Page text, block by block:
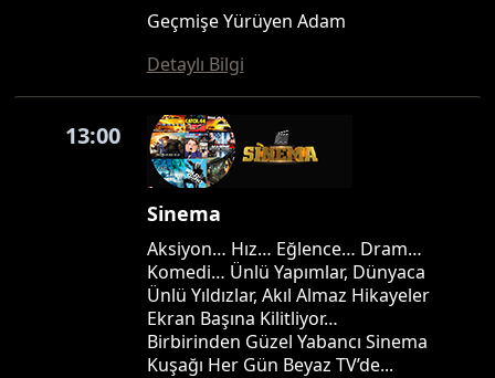
Geçmişe Yürüyen Adam
Detaylı Bilgi
13:00
Sinema
Aksiyon… Hız… Eğlence… Dram…
Komedi… Ünlü Yapımlar, Dünyaca
Ünlü Yıldızlar, Akıl Almaz Hikayeler
Ekran Başına Kilitliyor…
Birbirinden Güzel Yabancı Sinema
Kuşağı Her Gün Beyaz TV’de...